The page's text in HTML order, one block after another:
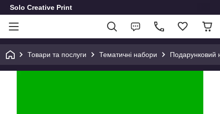
Solo Creative Print
Товари та послуги Тематичні набори Подарунковий